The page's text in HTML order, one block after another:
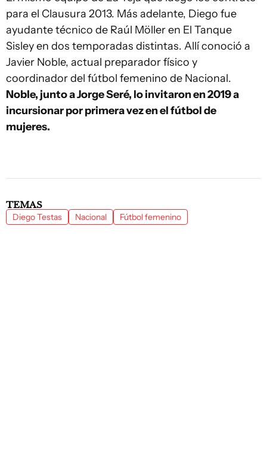
para el Clausura 2013. Más adelante, Diego fue
ayudante técnico de Raúl Möller en El Tanque
Sisley en dos temporadas distintas. Allí conoció a
Javier Noble, actual preparador físico y
coordinador del fútbol femenino de Nacional.
Noble, junto a Jorge Seré, lo invitaron en 2019 a
incursionar por primera vez en el fútbol de
mujeres.
TEMAS
Diego Testas Nacional Fútbol femenino